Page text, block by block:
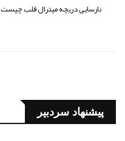
نارسایی دریچه میترال قلب چیست
پیشنهاد سردبیر